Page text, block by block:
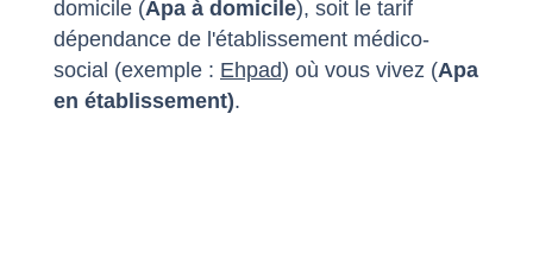
domicile (Apa à domicile), soit le tarif
dépendance de l'établissement médico-
social (exemple : Ehpad) où vous vivez (Apa
en établissement).